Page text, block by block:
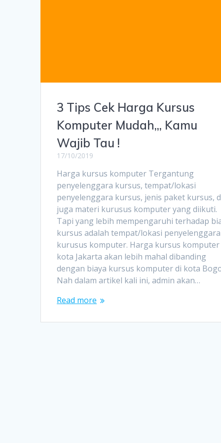
3 Tips Cek Harga Kursus
Komputer Mudah,,, Kamu
Wajib Tau !
17/10/2019
Harga kursus komputer Tergantung
penyelenggara kursus, tempat/lokasi
penyelenggara kursus, jenis paket kursus,
juga materi kurusus komputer yang diikuti.
Tapi yang lebih mempengaruhi terhadap
kursus adalah tempat/lokasi penyelenggara
kurusus komputer. Harga kursus komputer
kota Jakarta akan lebih mahal dibanding
dengan biaya kursus komputer di kota
Nah dalam artikel kali ini, admin akan…
Read more